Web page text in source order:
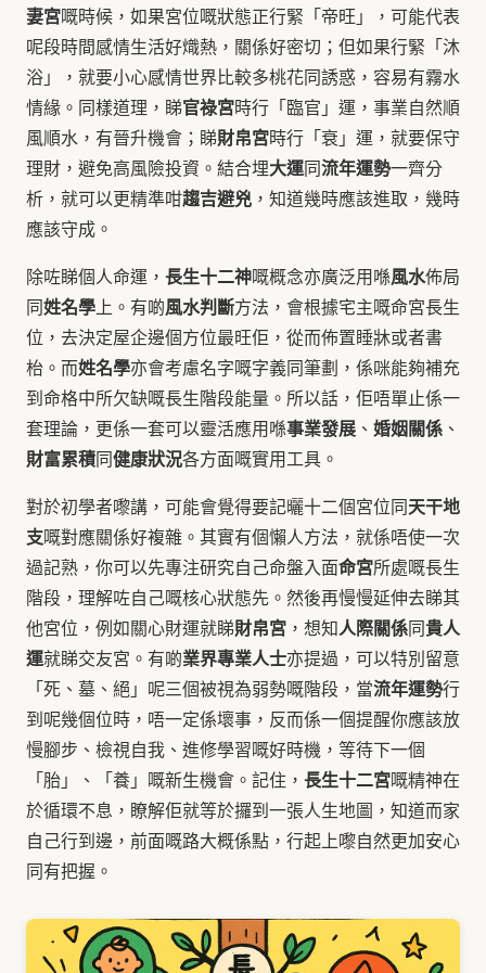
妻宮嘅時候，如果宮位嘅狀態正行緊「帝旺」，可能代表
呢段時間感情生活好熾熱，關係好密切；但如果行緊「沐
浴」，就要小心感情世界比較多桃花同誘惑，容易有霧水
情緣。同樣道理，睇官祿宮時行「臨官」運，事業自然順
風順水，有晉升機會；睇財帛宮時行「衰」運，就要保守
理財，避免高風險投資。結合埋大運同流年運勢一齊分
析，就可以更精準咁趨吉避兇 ，知道幾時應該進取，幾時
應該守成。
除咗睇個人命運， 長生十二神嘅概念亦廣泛用喺風水佈局
同姓名學 上。有啲風水判斷方法，會根據宅主嘅命宮長生
位，去決定屋企邊個方位最旺佢，從而佈置睡牀或者書
枱。而姓名學亦會考慮名字嘅字義同筆劃，係咪能夠補充
到命格中所欠缺嘅長生階段能量。所以話，佢唔單止係一
套理論，更係一套可以靈活應用喺事業發展 、 婚姻關係 、
財富累積同健康狀況各方面嘅實用工具。
對於初學者嚟講，可能會覺得要記曬十二個宮位同天干地
支嘅對應關係好複雜。其實有個懶人方法，就係唔使一次
過記熟，你可以先專注研究自己命盤入面命宮所處嘅長生
階段，理解咗自己嘅核心狀態先。然後再慢慢延伸去睇其
他宮位，例如關心財運就睇財帛宮 ，想知人際關係同貴人
運就睇交友宮。有啲業界專業人士亦提過，可以特別留意
「死、墓、絕」呢三個被視為弱勢嘅階段，當流年運勢行
到呢幾個位時，唔一定係壞事，反而係一個提醒你應該放
慢腳步、檢視自我、進修學習嘅好時機，等待下一個
「胎」、「養」嘅新生機會。記住， 長生十二宮嘅精神在
於循環不息，瞭解佢就等於攞到一張人生地圖，知道而家
自己行到邊，前面嘅路大概係點，行起上嚟自然更加安心
同有把握。